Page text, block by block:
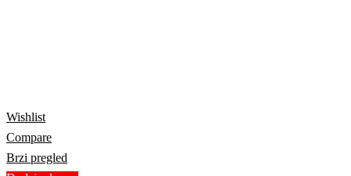
Wishlist
Compare
Brzi pregled